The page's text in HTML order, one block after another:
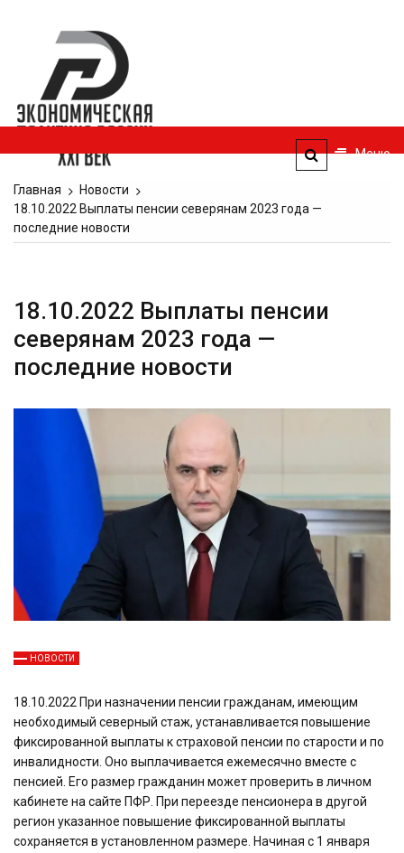
содержимому
век
Меню
Главная
Новости
18.10.2022 Выплаты пенсии северянам 2023 года —
последние новости
18.10.2022 Выплаты пенсии
северянам 2023 года —
последние новости
НОВОСТИ
18.10.2022 При назначении пенсии гражданам, имеющим
необходимый северный стаж, устанавливается повышение
фиксированной выплаты к страховой пенсии по старости и по
инвалидности. Оно выплачивается ежемесячно вместе с
пенсией. Его размер гражданин может проверить в личном
кабинете на сайте ПФР. При переезде пенсионера в другой
регион указанное повышение фиксированной выплаты
сохраняется в установленном размере. Начиная с 1 января